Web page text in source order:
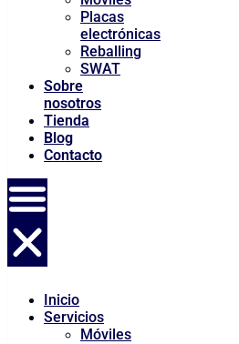
Placas
electrónicas
Reballing
SWAT
Sobre
nosotros
Tienda
Blog
Contacto
Inicio
Servicios
Móviles